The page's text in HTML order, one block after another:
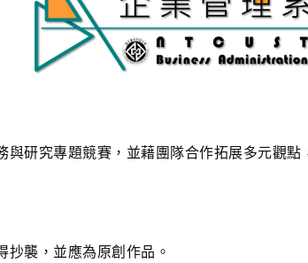
研究專題競賽，並藉團隊合作拓展多元觀
抄襲，並應為原創作品。